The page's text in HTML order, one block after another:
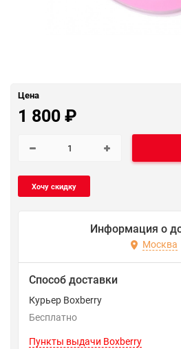
Цена
1 800₽
Информация о
Москва
Способ доставки
Курьер Boxberry
Бесплатно
Пункты выдачи Boxberry